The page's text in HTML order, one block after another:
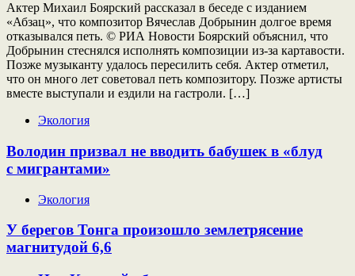
Актер Михаил Боярский рассказал в беседе с изданием
«Абзац», что композитор Вячеслав Добрынин долгое время
отказывался петь. © РИА Новости Боярский объяснил, что
Добрынин стеснялся исполнять композиции из-за картавости.
Позже музыканту удалось пересилить себя. Актер отметил,
что он много лет советовал петь композитору. Позже артисты
вместе выступали и ездили на гастроли. […]
Экология
Володин призвал не вводить бабушек в «блуд
с мигрантами»
Экология
У берегов Тонга произошло землетрясение
магнитудой 6,6